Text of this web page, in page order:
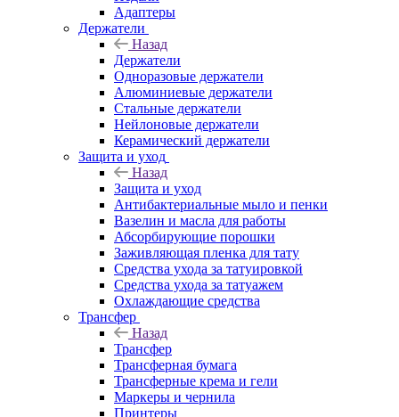
Адаптеры
Держатели
Назад
Держатели
Одноразовые держатели
Алюминиевые держатели
Стальные держатели
Нейлоновые держатели
Керамический держатели
Защита и уход
Назад
Защита и уход
Антибактериальные мыло и пенки
Вазелин и масла для работы
Абсорбирующие порошки
Заживляющая пленка для тату
Средства ухода за татуировкой
Средства ухода за татуажем
Охлаждающие средства
Трансфер
Назад
Трансфер
Трансферная бумага
Трансферные крема и гели
Маркеры и чернила
Принтеры